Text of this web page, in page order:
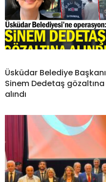
Üsküdar Belediye Başkanı
Sinem Dedetaş gözaltına
alındı